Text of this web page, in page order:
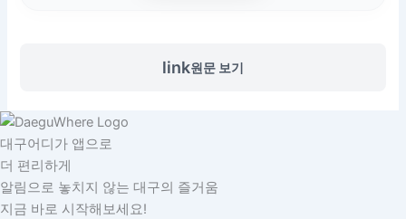
link원문 보기
대구어디가 앱으로
더 편리하게
알림으로 놓치지 않는 대구의 즐거움
지금 바로 시작해보세요!